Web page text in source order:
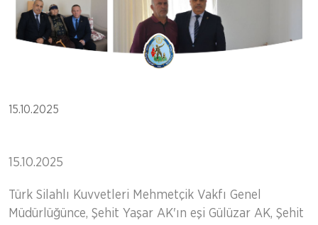
15.10.2025
15.10.2025
Türk Silahlı Kuvvetleri Mehmetçik Vakfı Genel
Müdürlüğünce, Şehit Yaşar AK'ın eşi Gülüzar AK, Şehit